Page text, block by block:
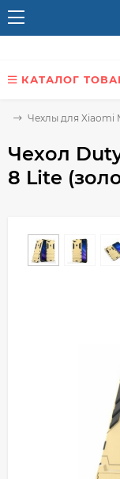
КАТАЛОГ
Чехлы для Xiaomi
Чехол
8 Lite